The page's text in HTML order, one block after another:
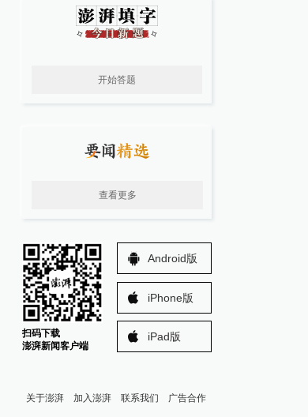
开始答题
查看更多
扫码下载
澎湃新闻客户端
Android版
iPhone版
iPad版
关于澎湃 加入澎湃 联系我们 广告合作